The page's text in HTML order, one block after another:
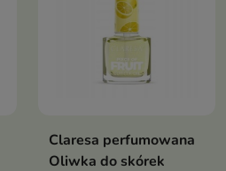
Claresa perfumowana
Oliwka do skórek